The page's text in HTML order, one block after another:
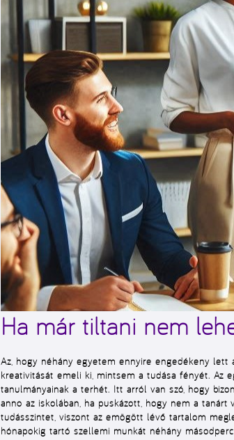
Ha már tiltani nem
Az, hogy néhány egyetem ennyire engedékeny lett
kreativitását emeli ki, mintsem a tudása fényét. Az
tanulmányainak a terhét. Itt arról van szó, hogy
anno az iskolában, ha puskázott, hogy nem a
tudásszintet, viszont az emögött lévő tartalom
hónapokig tartó szellemi munkát néhány